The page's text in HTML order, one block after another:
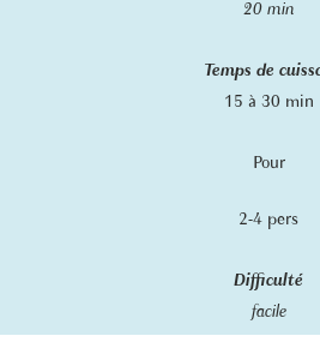
20 min
Temps de
15 à 30 min
Pour
2-4 pers
Difficulté
facile